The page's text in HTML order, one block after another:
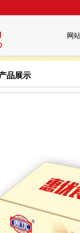
网
品展示